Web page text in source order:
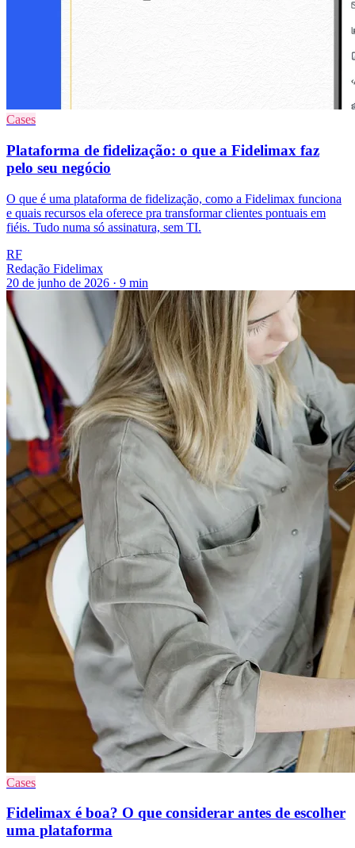
Cases
Plataforma de fidelização: o que a Fidelimax faz
pelo seu negócio
O que é uma plataforma de fidelização, como a Fidelimax funciona
e quais recursos ela oferece pra transformar clientes pontuais em
fiéis. Tudo numa só assinatura, sem TI.
RF
Redação Fidelimax
20 de junho de 2026 · 9 min
Cases
Fidelimax é boa? O que considerar antes de escolher
uma plataforma